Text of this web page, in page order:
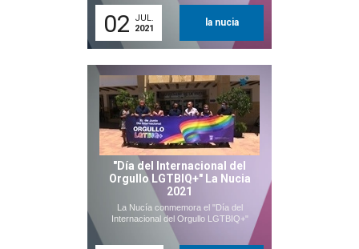
02
JUL.
2021
la nucia
"Día del Internacional del
Orgullo LGTBIQ+" La Nucia
2021
La Nucía conmemora el "Día del
Internacional del Orgullo LGTBIQ+"